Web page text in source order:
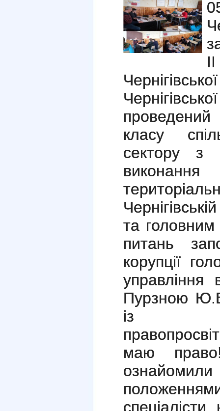
проведений
класу
сектору з
виконання
та головним
питань
корупції
управління
Пурзною
із
маю